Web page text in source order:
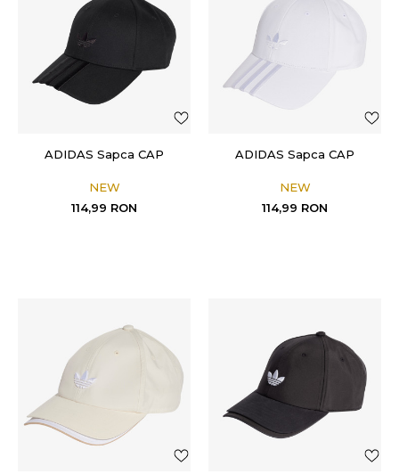
ADIDAS Sapca CAP
NEW
114,99 RON
ADIDAS Sapca CAP
NEW
114,99 RON